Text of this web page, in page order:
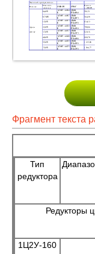
Фрагмент текста
Тип
редуктора
Редукторы
1Ц2У-160